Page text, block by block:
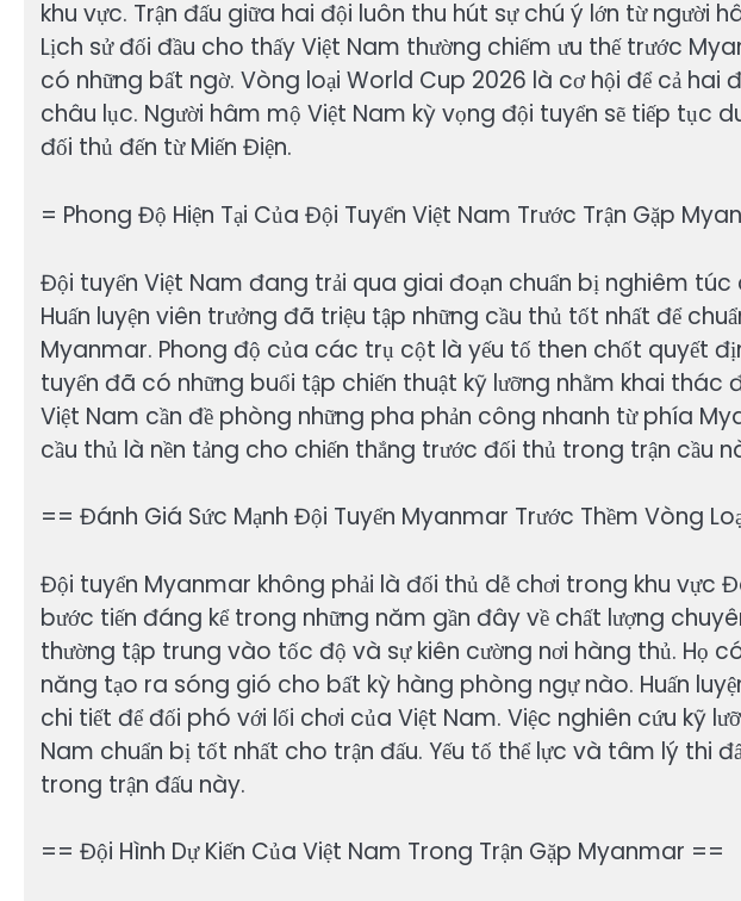
khu vực. Trận đấu giữa hai đội luôn thu hút sự chú ý lớn từ người
Lịch sử đối đầu cho thấy Việt Nam thường chiếm ưu thế trước
có những bất ngờ. Vòng loại World Cup 2026 là cơ hội để cả hai
châu lục. Người hâm mộ Việt Nam kỳ vọng đội tuyển sẽ tiếp tục
đối thủ đến từ Miến Điện.
= Phong Độ Hiện Tại Của Đội Tuyển Việt Nam Trước Trận Gặp
Đội tuyển Việt Nam đang trải qua giai đoạn chuẩn bị nghiêm
Huấn luyện viên trưởng đã triệu tập những cầu thủ tốt nhất để
Myanmar. Phong độ của các trụ cột là yếu tố then chốt quyết
tuyển đã có những buổi tập chiến thuật kỹ lưỡng nhằm khai thác
Việt Nam cần đề phòng những pha phản công nhanh từ phía
cầu thủ là nền tảng cho chiến thắng trước đối thủ trong trận cầu
== Đánh Giá Sức Mạnh Đội Tuyển Myanmar Trước Thềm Vòng
Đội tuyển Myanmar không phải là đối thủ dễ chơi trong khu vực
bước tiến đáng kể trong những năm gần đây về chất lượng
thường tập trung vào tốc độ và sự kiên cường nơi hàng thủ. Họ
năng tạo ra sóng gió cho bất kỳ hàng phòng ngự nào. Huấn
chi tiết để đối phó với lối chơi của Việt Nam. Việc nghiên cứu kỹ
Nam chuẩn bị tốt nhất cho trận đấu. Yếu tố thể lực và tâm lý thi
trong trận đấu này.
== Đội Hình Dự Kiến Của Việt Nam Trong Trận Gặp Myanmar ==